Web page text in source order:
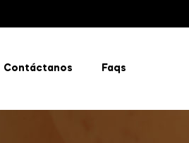
Contáctanos Faqs